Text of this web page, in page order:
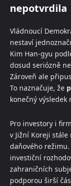
nepotvrdila
Vládnoucí
nestaví
Kim Han-gyu
dosud seriózně
Zároveň ale
To naznačuje, že
konečný
Pro investory i
v Jižní Koreji
daňového
investiční
zahraničních
podporou širší